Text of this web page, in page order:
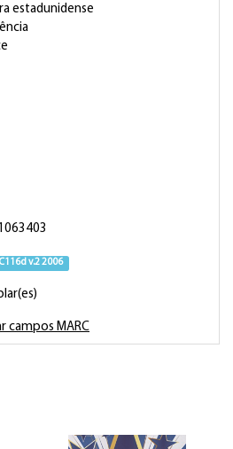
estadunidense
v.2 2006
campos MARC